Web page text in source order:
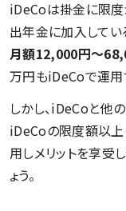
iDeCoは掛金に限度
出年金に加入してい
月額12,000円〜
万円もiDeCoで運用
しかし、iDeCoと他
iDeCoの限度額以
用しメリットを享受
ょう。